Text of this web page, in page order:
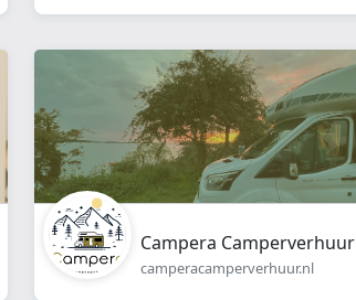
Campera Camperverhuur
camperacamperverhuur.nl